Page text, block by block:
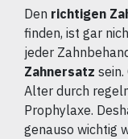
Den richtigen
finden, ist gar
jeder
Zahnersatz
Alter durch
Prophylaxe.
genauso wichtig